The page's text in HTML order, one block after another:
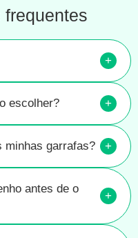
frequentes
+
escolher? +
minhas garrafas? +
antes de o
+